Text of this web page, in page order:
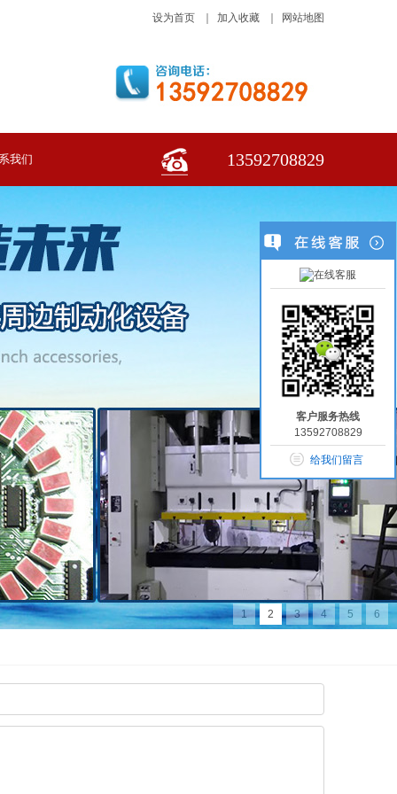
设为首页 加入收藏 网站地图
我们 13592708829
1 2 3 4 5 6
客户服务热线
13592708829
给我们留言